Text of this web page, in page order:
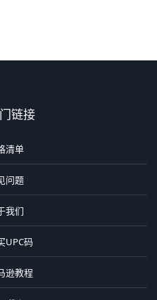
链接
清单
问题
我们
UPC码
逊教程